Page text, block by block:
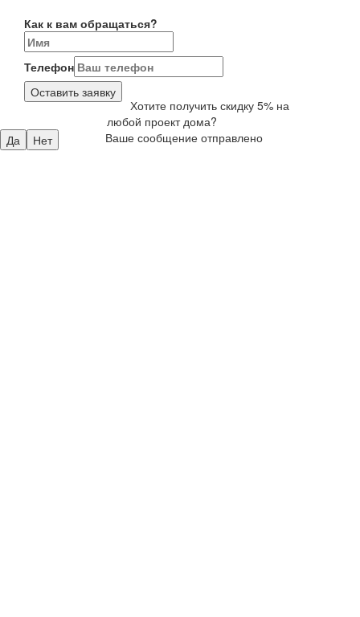
Как к вам обращаться?
Телефон
Оставить заявку
Хотите получить скидку 5% на
любой проект дома?
Да
Нет Ваше сообщение отправлено